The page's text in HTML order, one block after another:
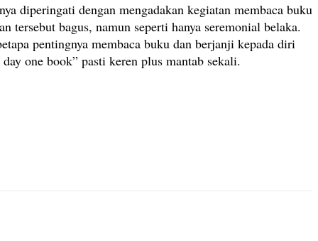
diperingati dengan mengadakan kegiatan membaca buku
tersebut bagus, namun seperti hanya seremonial belaka.
pentingnya membaca buku dan berjanji kepada diri
one book” pasti keren plus mantab sekali.